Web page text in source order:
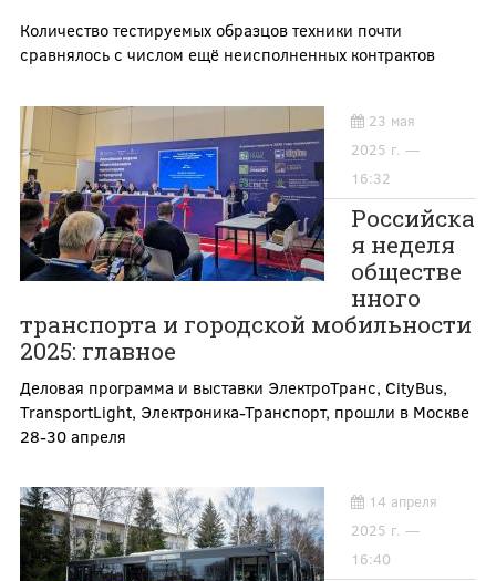
Количество тестируемых образцов техники почти
сравнялось с числом ещё неисполненных контрактов
23 мая
2025 г. —
16:32
Российска
я неделя
обществе
нного
транспорта и городской мобильности
2025: главное
Деловая программа и выставки ЭлектроТранс, CityBus,
TransportLight, Электроника-Транспорт, прошли в Москве
28-30 апреля
14 апреля
2025 г. —
16:40